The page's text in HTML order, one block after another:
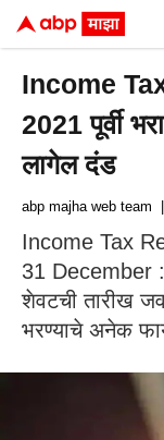
Income
2021 पूर्वी
लागेल दंड
abp majha web team
Income Tax
31 December :
शेवटची तारीख
भरण्याचे अनेक